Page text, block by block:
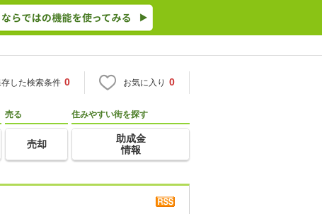
した検索条件 0 お気に入り 0
売る
売却
住みやすい街を探す
助成金
情報